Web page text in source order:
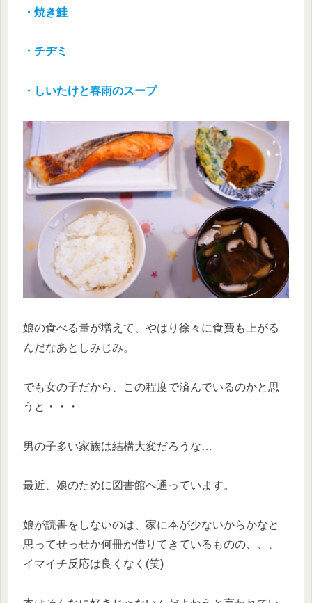
・焼き鮭
・チヂミ
・しいたけと春雨のスープ
娘の食べる量が増えて、やはり徐々に食費も上がる
んだなあとしみじみ。
でも女の子だから、この程度で済んでいるのかと思
うと・・・
男の子多い家族は結構大変だろうな…
最近、娘のために図書館へ通っています。
娘が読書をしないのは、家に本が少ないからかなと
思ってせっせか何冊か借りてきているものの、、、
イマイチ反応は良くなく(笑)